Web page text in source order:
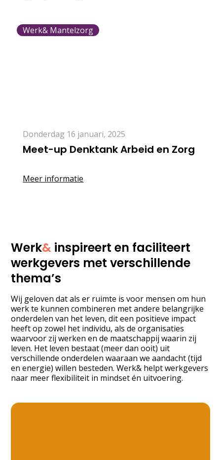
Werk& Mantelzorg
donderdag 16 januari, 2025
Meet-up Denktank Arbeid en Zorg
Meer informatie
Werk& inspireert en faciliteert
werkgevers met verschillende
thema’s
Wij geloven dat als er ruimte is voor mensen om hun
werk te kunnen combineren met andere belangrijke
onderdelen van het leven, dit een positieve impact
heeft op zowel het individu, als de organisaties
waarvoor zij werken en de maatschappij waarin zij
leven. Het leven bestaat (meer dan ooit) uit
verschillende onderdelen waaraan we aandacht (tijd
en energie) willen besteden. Werk& helpt werkgevers
naar meer flexibiliteit in mindset én uitvoering.